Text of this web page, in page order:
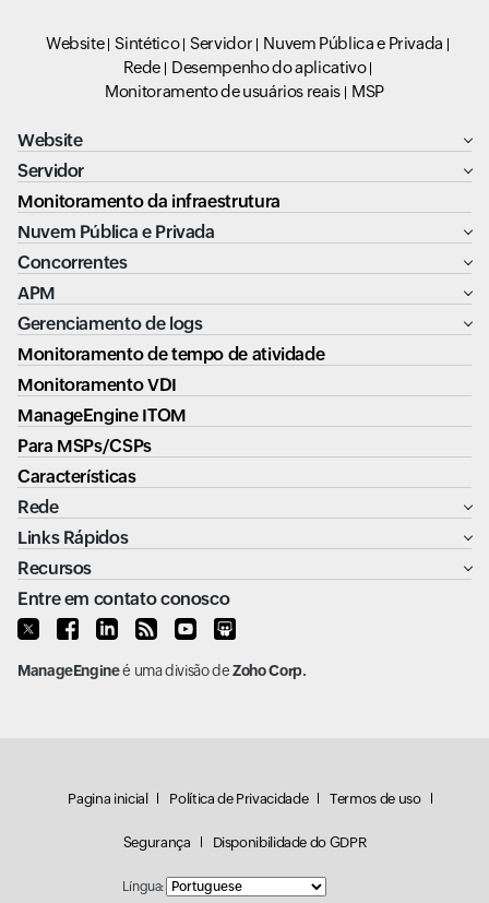
Website Sintético Servidor
Nuvem Pública e Privada
Rede
Desempenho do aplicativo
Monitoramento de usuários reais
MSP
Website
Servidor
Monitoramento da infraestrutura
Nuvem Pública e Privada
Concorrentes
APM
Gerenciamento de logs
Monitoramento de tempo de atividade
Monitoramento VDI
ManageEngine ITOM
Para MSPs/CSPs
Características
Rede
Links Rápidos
Recursos
Entre em contato conosco
ManageEngineé uma divisão deZoho Corp.
Pagina inicial Política de Privacidade Termos de uso
Segurança Disponibilidade do GDPR
Língua: